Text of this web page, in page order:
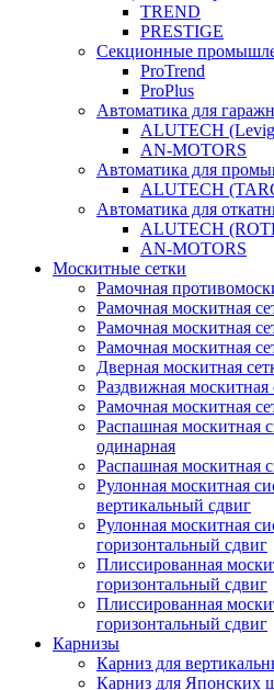
TREND
PRESTIGE
Секционные
ProTrend
ProPlus
Автоматика для
ALUTECH
AN-MOTORS
Автоматика для
ALUTECH
Автоматика для
ALUTECH
AN-MOTORS
Москитные сетки
Рамочная
Рамочная москитная
Рамочная москитная
Рамочная москитная
Дверная москитная
Раздвижная
Рамочная москитная
Распашная москитная
одинарная
Распашная москитная
Рулонная москитная
вертикальный сдвиг
Рулонная москитная
горизонтальный сдвиг
Плиссированная
горизонтальный сдвиг
Плиссированная
горизонтальный сдвиг
Карнизы
Карниз для
Карниз для Японских